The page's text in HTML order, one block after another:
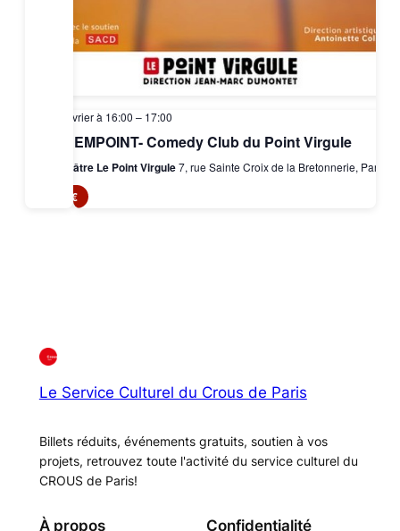
7 février à 16:00 – 17:00
TREMPOINT- Comedy Club du Point Virgule
Théâtre Le Point Virgule7, rue Sainte Croix de la Bretonnerie, Paris
7€
Le Service Culturel du Crous de Paris
Billets réduits, événements gratuits, soutien à vos
projets, retrouvez toute l'activité du service culturel du
CROUS de Paris!
À propos Confidentialité